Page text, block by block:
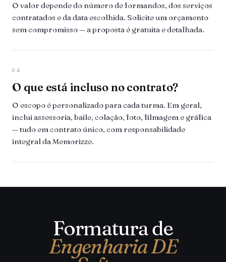
O valor depende do número de formandos, dos serviços
contratados e da data escolhida. Solicite um orçamento
sem compromisso — a proposta é gratuita e detalhada.
04
O que está incluso no contrato?
O escopo é personalizado para cada turma. Em geral,
inclui assessoria, baile, colação, foto, filmagem e gráfica
— tudo em contrato único, com responsabilidade
integral da Memorizze.
Formatura de
Engenharia DE